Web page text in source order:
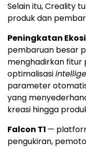
Selain itu, Creality
produk dan
Peningkatan
pembaruan besar
menghadirkan fitur
optimalisasi
parameter
yang
kreasi hingga
Falcon T1 —
pengukiran,